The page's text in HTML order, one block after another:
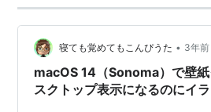
寝ても覚めてもこんぴうた • 3年前
macOS 14（Sonoma）で壁
スクトップ表示になるのにイ